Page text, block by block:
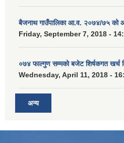
बैजनाथ गाउँपालिका आ.व. २०७४/७५ को
Friday, September 7, 2018 -
०७४ फाल्गुण सम्मको बजेट शिर्षकगत खर्च
Wednesday, April 11, 2018 -
अन्य